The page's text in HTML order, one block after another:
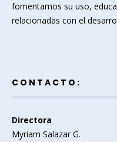
fomentamos su uso,
relacionadas con el
CONTACTO:
Directora
Myriam Salazar G.